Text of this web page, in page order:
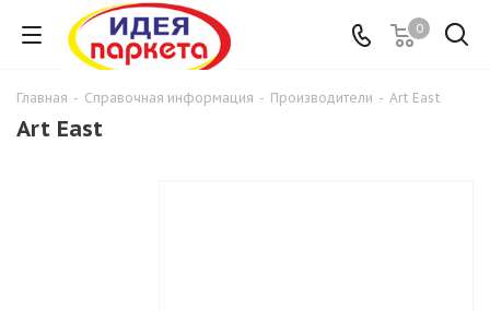
0
Главная - Справочная информация - Производители - Art East
Art East